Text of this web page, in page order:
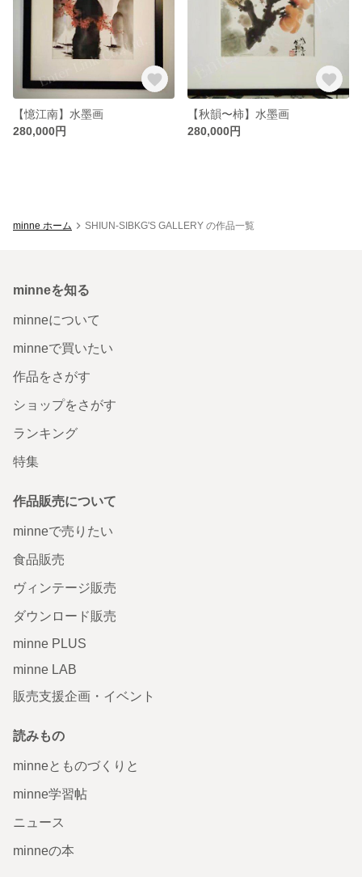
【憶江南】水墨画
280,000円
【秋韻〜柿】水墨画
280,000円
minne ホーム SHIUN-SIBKG'S GALLERY の作品一覧
minneを知る
minneについて
minneで買いたい
作品をさがす
ショップをさがす
ランキング
特集
作品販売について
minneで売りたい
食品販売
ヴィンテージ販売
ダウンロード販売
minne PLUS
minne LAB
販売支援企画・イベント
読みもの
minneとものづくりと
minne学習帖
ニュース
minneの本